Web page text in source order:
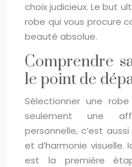
choix judicieux. Le but
robe qui vous procure
beauté absolue.
Comprendre
le point de
Sélectionner une
seulement une
personnelle, c’est
et d’harmonie visuelle.
est la première